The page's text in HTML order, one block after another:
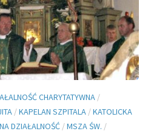
CHARYTATYWNA /
/KAPELAN SZPITALA /KATOLICKA
DZIAŁALNOŚĆ /MSZA ŚW. /